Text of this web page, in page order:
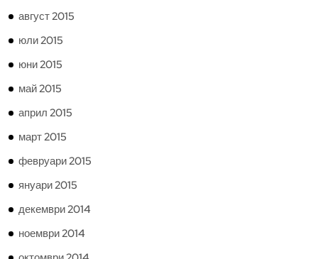
август 2015
юли 2015
юни 2015
май 2015
април 2015
март 2015
февруари 2015
януари 2015
декември 2014
ноември 2014